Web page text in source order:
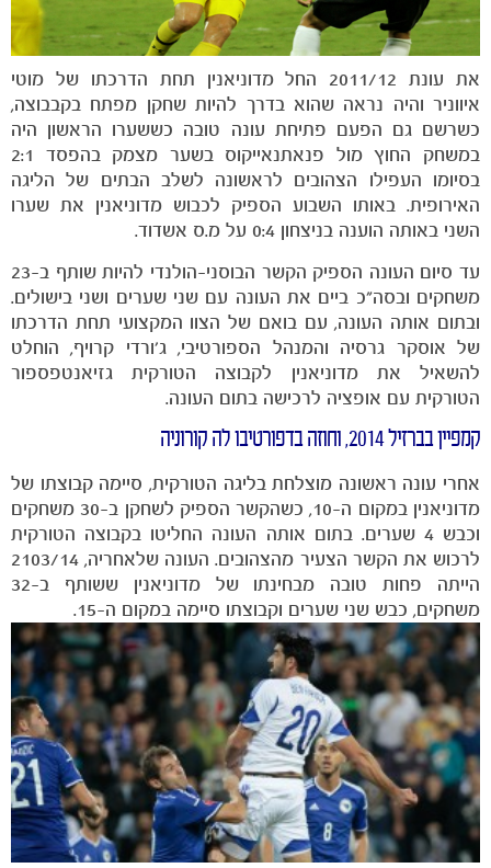
משחקים
ותוצאות
את עונת 2011/12 החל מדוניאנין תחת הדרכתו של מוטי
איווניר והיה נראה שהוא בדרך להיות שחקן מפתח בקבבוצה,
כשרשם גם הפעם פתיחת עונה טובה כששערו הראשון היה
במשחק החוץ מול פנאתנאייקוס בשער מצמק בהפסד 2:1
בסיומו העפילו הצהובים לראשונה לשלב הבתים של הליגה
האירופית. באותו השבוע הספיק לכבוש מדוניאנין את שערו
השני באותה הוענה בניצחון 0:4 על מ.ס אשדוד.
עד סיום העונה הספיק הקשר הבוסני-הולנדי להיות שותף ב-23
משחקים ובסה"כ ביים את העונה עם שני שערים ושני בישולים.
ובתום אותה העונה, עם בואם של הצוו המקצועי תחת הדרכתו
של אוסקר גרסיה והמנהל הספורטיבי, ג'ורדי קרויף, הוחלט
להשאיל את מדוניאנין לקבוצה הטורקית גזיאנטפספור
הטורקית עם אופציה לרכישה בתום העונה.
קמפיין בברזיל 2014, וחוזה בדפורטיבו לה קורוניה
אחרי עונה ראשונה מוצלחת בליגה הטורקית, סיימה קבוצתו של
מדוניאנין במקום ה-10, כשהקשר הספיק לשחקן ב-30 משחקים
וכבש 4 שערים. בתום אותה העונה החליטו בקבוצה הטורקית
לרכוש את הקשר הצעיר מהצהובים. העונה שלאחריה, 2103/14
הייתה פחות טובה מבחינתו של מדוניאנין ששותף ב-32
משחקים, כבש שני שערים וקבוצתו סיימה במקום ה-15.